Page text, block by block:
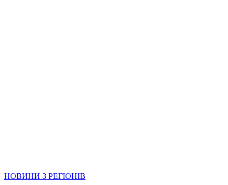
НОВИНИ З РЕГІОНІВ